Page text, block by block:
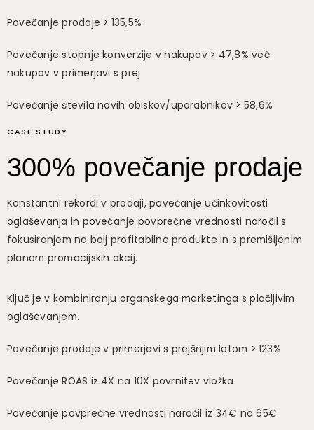
Povečanje prodaje > 135,5%
Povečanje stopnje konverzije v nakupov > 47,8% več
nakupov v primerjavi s prej
Povečanje števila novih obiskov/uporabnikov > 58,6%
CASE STUDY
300% povečanje prodaje
Konstantni rekordi v prodaji, povečanje učinkovitosti
oglaševanja in povečanje povprečne vrednosti naročil s
fokusiranjem na bolj profitabilne produkte in s premišljenim
planom promocijskih akcij.
Ključ je v kombiniranju organskega marketinga s plačljivim
oglaševanjem.
Povečanje prodaje v primerjavi s prejšnjim letom > 123%
Povečanje ROAS iz 4X na 10X povrnitev vložka
Povečanje povprečne vrednosti naročil iz 34€ na 65€